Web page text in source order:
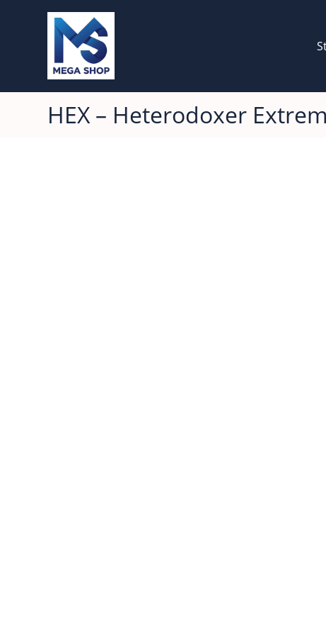
HEX – Heterodoxer